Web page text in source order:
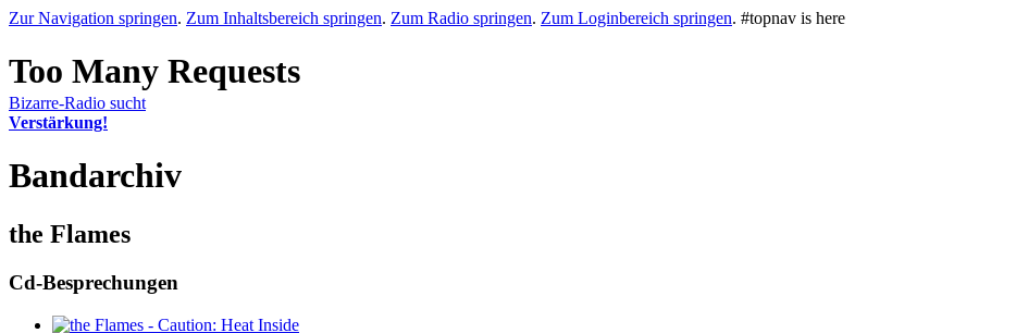
Zur Navigation springen. Zum Inhaltsbereich springen. Zum Radio springen. Zum Loginbereich springen. #topnav is here
Bizarre-Radio sucht
Verstärkung!
Bandarchiv
the Flames
Cd-Besprechungen